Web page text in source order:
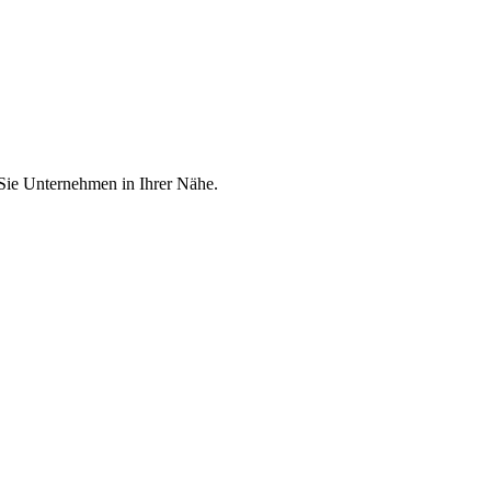
Unternehmen in Ihrer Nähe.